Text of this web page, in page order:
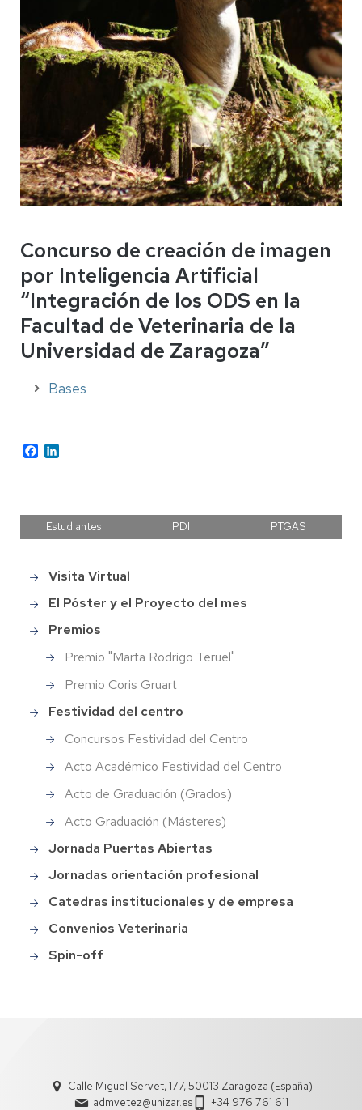
Concurso de creación de imagen
por Inteligencia Artificial
“Integración de los ODS en la
Facultad de Veterinaria de la
Universidad de Zaragoza”
Bases
Facebook
Estudiantes PDI PTGAS
Main
menu
Visita Virtual
El Póster y el Proyecto del mes
Premios
Premio "Marta Rodrigo Teruel"
Premio Coris Gruart
Festividad del centro
Concursos Festividad del Centro
Acto Académico Festividad del Centro
Acto de Graduación (Grados)
Acto Graduación (Másteres)
Jornada Puertas Abiertas
Jornadas orientación profesional
Catedras institucionales y de empresa
Convenios Veterinaria
Spin-off
Calle Miguel Servet, 177, 50013 Zaragoza (España)
admvetez@unizar.es
+34 976 761 611